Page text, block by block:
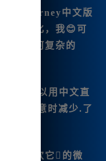
Midjourney中文版
速优化，我😊可
过任何复杂的
时，可以用中文直
达创意时减少.了
。
特别喜欢它的微